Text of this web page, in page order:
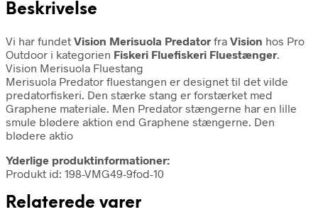
Beskrivelse
Vi har fundet Vision Merisuola Predator fra Vision hos Pro
Outdoor i kategorien Fiskeri Fluefiskeri Fluestænger.
Vision Merisuola Fluestang
Merisuola Predator fluestangen er designet til det vilde
predatorfiskeri. Den stærke stang er forstærket med
Graphene materiale. Men Predator stængerne har en lille
smule blødere aktion end Graphene stængerne. Den
blødere aktio
Yderlige produktinformationer:
Produkt id: 198-VMG49-9fod-10
Relaterede varer